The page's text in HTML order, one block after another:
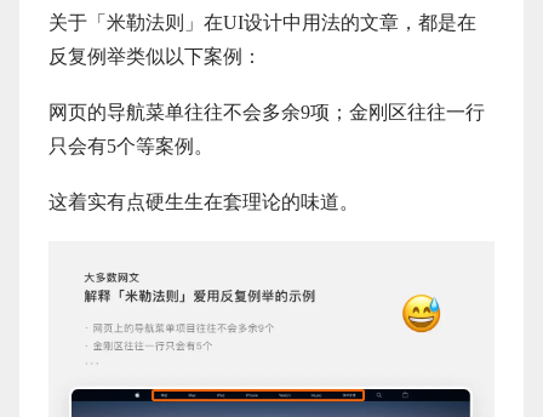
关于「米勒法则」在UI设计中用法的文章，都是在
反复例举类似以下案例：
网页的导航菜单往往不会多余9项；金刚区往往一行
只会有5个等案例。
这着实有点硬生生在套理论的味道。